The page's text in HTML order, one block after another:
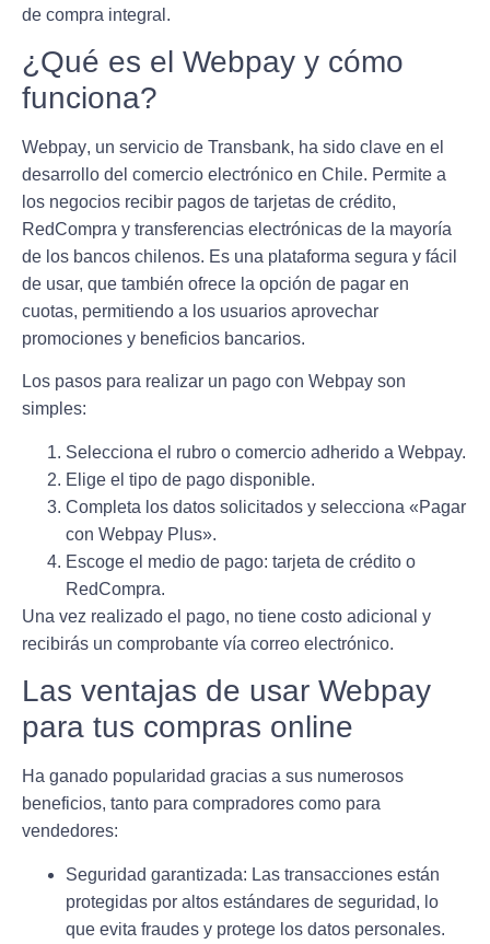
de compra integral.
¿Qué es el Webpay y cómo
funciona?
Webpay, un servicio de Transbank, ha sido clave en el
desarrollo del comercio electrónico en Chile. Permite a
los negocios recibir pagos de tarjetas de crédito,
RedCompra y transferencias electrónicas de la mayoría
de los bancos chilenos. Es una plataforma segura y fácil
de usar, que también ofrece la opción de pagar en
cuotas, permitiendo a los usuarios aprovechar
promociones y beneficios bancarios.
Los pasos para realizar un pago con Webpay son
simples:
Selecciona el rubro o comercio adherido a Webpay.
Elige el tipo de pago disponible.
Completa los datos solicitados y selecciona «Pagar
con Webpay Plus».
Escoge el medio de pago: tarjeta de crédito o
RedCompra.
Una vez realizado el pago, no tiene costo adicional y
recibirás un comprobante vía correo electrónico.
Las ventajas de usar Webpay
para tus compras online
Ha ganado popularidad gracias a sus numerosos
beneficios, tanto para compradores como para
vendedores:
Seguridad garantizada: Las transacciones están
protegidas por altos estándares de seguridad, lo
que evita fraudes y protege los datos personales.